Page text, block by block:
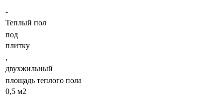
-
Теплый пол
под
плитку
,
двухжильный
площадь теплого пола
0,5 м2